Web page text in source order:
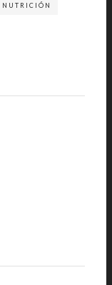
NUTRICIÓN